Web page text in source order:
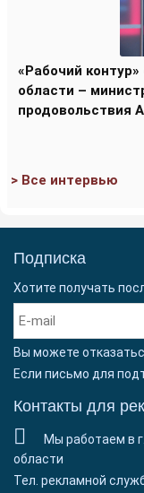
«Рабочий
области –
продовольствия
> Все интервью
Подписка
Хотите получать
Вы можете
Если письмо для
Контакты для
Мы работаем в
области
Тел. рекламной